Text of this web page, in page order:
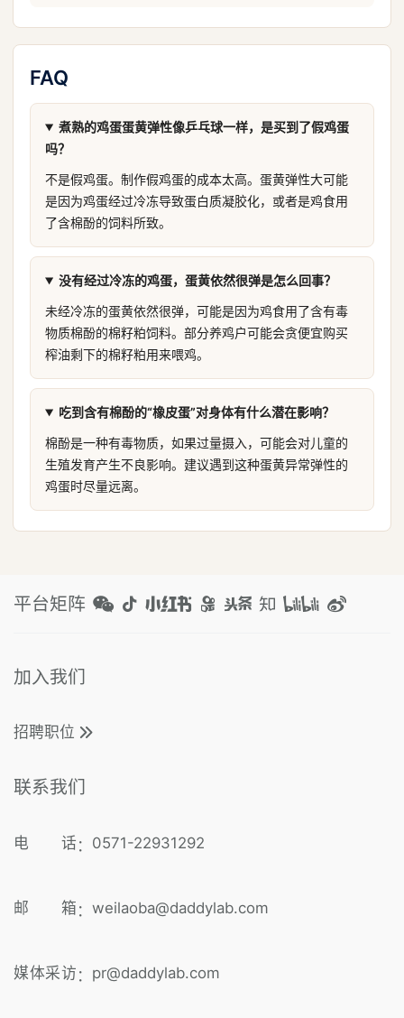
FAQ
煮熟的鸡蛋蛋黄弹性像乒乓球一样，是买到了假鸡蛋
吗？
不是假鸡蛋。制作假鸡蛋的成本太高。蛋黄弹性大可能
是因为鸡蛋经过冷冻导致蛋白质凝胶化，或者是鸡食用
了含棉酚的饲料所致。
没有经过冷冻的鸡蛋，蛋黄依然很弹是怎么回事？
未经冷冻的蛋黄依然很弹，可能是因为鸡食用了含有毒
物质棉酚的棉籽粕饲料。部分养鸡户可能会贪便宜购买
榨油剩下的棉籽粕用来喂鸡。
吃到含有棉酚的“橡皮蛋”对身体有什么潜在影响？
棉酚是一种有毒物质，如果过量摄入，可能会对儿童的
生殖发育产生不良影响。建议遇到这种蛋黄异常弹性的
鸡蛋时尽量远离。
平台矩阵
加入我们
招聘职位
联系我们
电 话 ： 0571-22931292
邮 箱 ： weilaoba@daddylab.com
媒体采访 ： pr@daddylab.com